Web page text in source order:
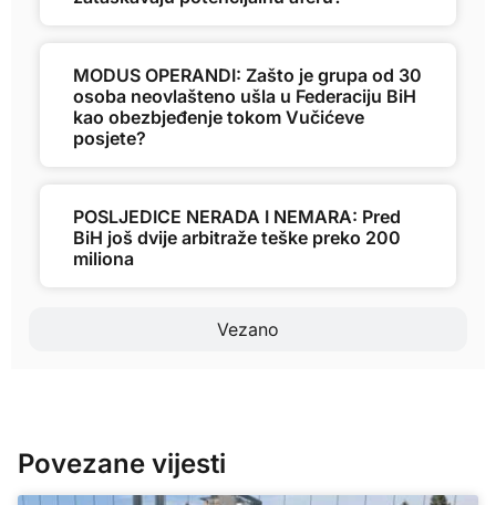
Vezano
MODUS OPERANDI: Zašto je grupa od 30
osoba neovlašteno ušla u Federaciju BiH
kao obezbjeđenje tokom Vučićeve
posjete?
POSLJEDICE NERADA I NEMARA: Pred
BiH još dvije arbitraže teške preko 200
miliona
Povezane vijesti